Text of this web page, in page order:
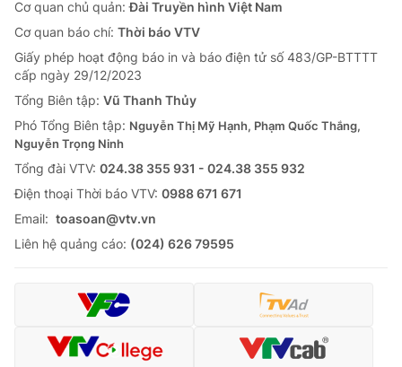
Cơ quan chủ quản:Đài Truyền hình Việt Nam
Cơ quan báo chí: Thời báo VTV
Giấy phép hoạt động báo in và báo điện tử số 483/GP-BTTTT
cấp ngày 29/12/2023
Tổng Biên tập: Vũ Thanh Thủy
Phó Tổng Biên tập: Nguyễn Thị Mỹ Hạnh, Phạm Quốc Thắng,
Nguyễn Trọng Ninh
Tổng đài VTV: 024.38 355 931 - 024.38 355 932
Ðiện thoại Thời báo VTV: 0988 671 671
Email: toasoan@vtv.vn
Liên hệ quảng cáo: (024) 626 79595